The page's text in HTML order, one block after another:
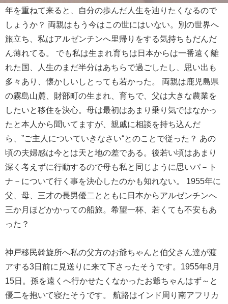
年を重ねて来ると、自分の歩んだ人生を辿りたくなるので
しょうか？ 両親はもう今はこの世にはいない。別の世界へ
旅立ち、私はアルゼンチンへ里帰りをする気持ちもだんだ
ん薄れてる。 でも私は生まれ育ちは日本からは一番遠く離
れた国、人生のまだ半分はあちらで過ごしたし、思い出も
多々あり、懐かしいしとっても若かった。 両親は鹿児島県
の霧島山麓、財部町の生まれ、育ちで、父は大きな農業を
したいと移住を決心。母は最初はあまり乗り気ではなかっ
たと本人から聞いてますが、親戚に相談を持ち込んだ
ら、”ご主人についていきなさい“とのことで従った？ あの
頃の夫婦感は今とは天と地の差である。後若い頃はあまり
深く考えずに行動するので母も私と同じように思いパ－ト
ナ－について行く事を決心したのかも知れない。 1955年に
父、母、三才の長男優二とともに日本からアルゼンチンへ
三か月ほどかかっての船旅。希望一杯、若くても不安もあ
った？
神戸移民斡旋所へ私の父方のお爺ちゃんと伯父さん達が渡
アする3日前に見送りに来て下さったそうです。1955年8月
15日。孫を遠くへ行かせたくなかったお爺ちゃんはず～と
優二を抱いて寝たそうです。 航路はインド周り南アフリカ